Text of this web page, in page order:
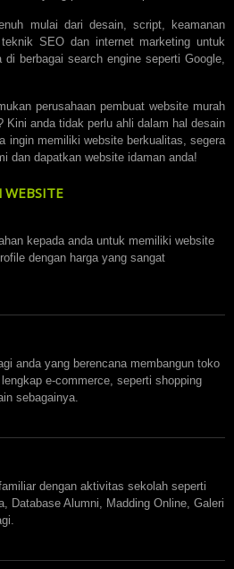
mulai dari desain, script, keamanan
SEO dan internet marketing untuk
berbagai search engine seperti Google,
perusahaan pembuat website murah
Kini anda tidak perlu ahli dalam hal desain
ingin memiliki website berkualitas, segera
dan dapatkan website idaman anda!
WEBSITE
kepada anda untuk memiliki website
dengan harga yang sangat
anda yang berencana membangun toko
e-commerce, seperti shopping
sebagainya.
dengan aktivitas sekolah seperti
Database Alumni, Madding Online, Galeri